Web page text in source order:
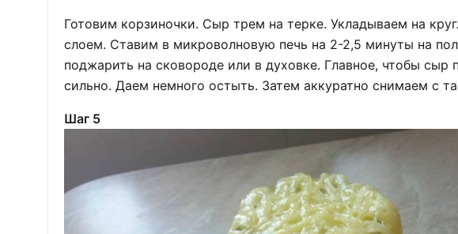
Готовим корзиночки. Сыр трем на терке. Укладываем на
слоем. Ставим в микроволновую печь на 2-2,5 минуты на
поджарить на сковороде или в духовке. Главное, чтобы
сильно. Даем немного остыть. Затем аккуратно снимаем с
Шаг 5